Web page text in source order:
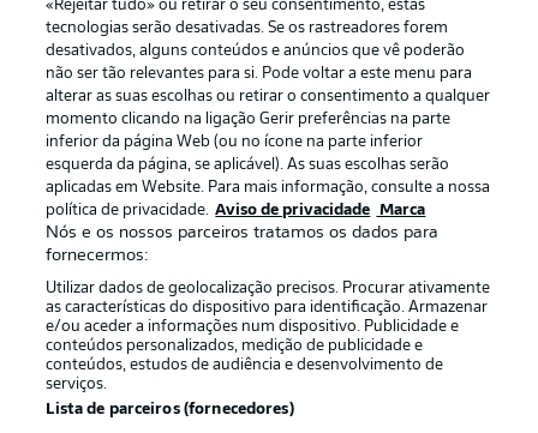
Publicidade Avisos legais
Gerir preferências Aviso de privacidade
Emissoras
Trabalhe conosco Marca
Contato Jogadores
© 2026 Bundesliga-Gruppe GmbH
«Rejeitar tudo» ou retirar o seu consentimento, estas
tecnologias serão desativadas. Se os rastreadores forem
desativados, alguns conteúdos e anúncios que vê poderão
não ser tão relevantes para si. Pode voltar a este menu para
alterar as suas escolhas ou retirar o consentimento a qualquer
momento clicando na ligação Gerir preferências na parte
inferior da página Web (ou no ícone na parte inferior
esquerda da página, se aplicável). As suas escolhas serão
aplicadas em Website. Para mais informação, consulte a nossa
política de privacidade. Aviso de privacidade Marca
Nós e os nossos parceiros tratamos os dados para
fornecermos:
Utilizar dados de geolocalização precisos. Procurar ativamente
as características do dispositivo para identificação. Armazenar
e/ou aceder a informações num dispositivo. Publicidade e
conteúdos personalizados, medição de publicidade e
conteúdos, estudos de audiência e desenvolvimento de
serviços.
Lista de parceiros (fornecedores)